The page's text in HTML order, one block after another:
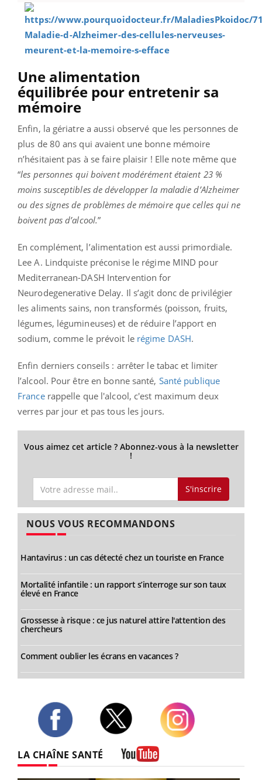
Une alimentation
équilibrée pour entretenir sa
mémoire
Enfin, la gériatre a aussi observé que les personnes de
plus de 80 ans qui avaient une bonne mémoire
n’hésitaient pas à se faire plaisir ! Elle note même que
“les personnes qui boivent modérément étaient 23 %
moins susceptibles de développer la maladie d’Alzheimer
ou des signes de problèmes de mémoire que celles qui ne
boivent pas d’alcool.”
En complément, l’alimentation est aussi primordiale.
Lee A. Lindquiste préconise le régime MIND pour ​​
Mediterranean-DASH Intervention for
Neurodegenerative Delay. Il s’agit donc de privilégier
les aliments sains, non transformés (poisson, fruits,
légumes, légumineuses) et de réduire l’apport en
sodium, comme le prévoit le régime DASH.
Enfin derniers conseils : arrêter le tabac et limiter
l’alcool. Pour être en bonne santé, Santé publique
Francerappelle que l'alcool, c'est maximum deux
verres par jour et pas tous les jours.
Vous aimez cet article ? Abonnez-vous à la newsletter
!
S'inscrire
NOUS VOUS RECOMMANDONS
Hantavirus : un cas détecté chez un touriste en France
Mortalité infantile : un rapport s’interroge sur son taux
élevé en France
Grossesse à risque : ce jus naturel attire l'attention des
chercheurs
Comment oublier les écrans en vacances ?
LA CHAÎNE SANTÉ